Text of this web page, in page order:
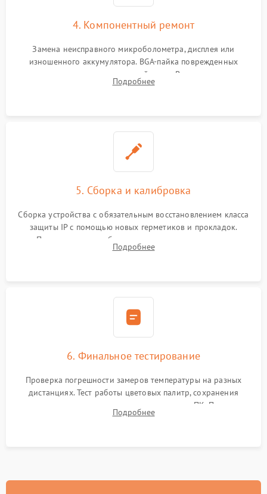
4. Компонентный ремонт
Замена неисправного микроболометра, дисплея или
изношенного аккумулятора. BGA-пайка поврежденных
контроллеров на материнской плате. Восстановление
разъемов и кнопок, замена поврежденных элементов
Подробнее
5. Сборка и калибровка
Сборка устройства с обязательным восстановлением класса
защиты IP с помощью новых герметиков и прокладок.
Программная калибровка матрицы по эталонному
абсолютно черному телу для точного измерения температур.
Подробнее
6. Финальное тестирование
Проверка погрешности замеров температуры на разных
дистанциях. Тест работы цветовых палитр, сохранения
термограмм в память и передачи данных на ПК. Проверка
автономности работы и итоговый контроль качества.
Подробнее